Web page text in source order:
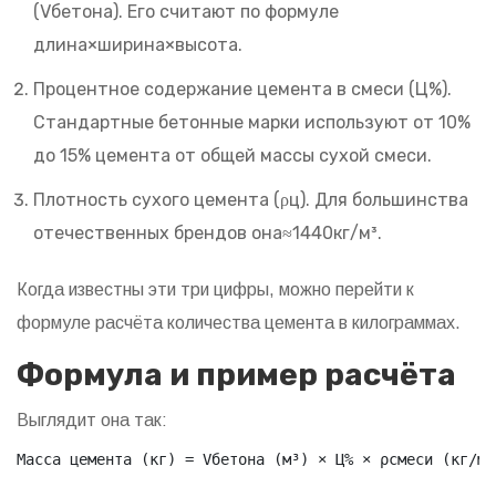
(Vбетона). Его считают по формуле
длина×ширина×высота.
Процентное содержание цемента в смеси (Ц%).
Стандартные бетонные марки используют от 10%
до 15% цемента от общей массы сухой смеси.
Плотность сухого цемента (ρц). Для большинства
отечественных брендов она≈1440кг/м³.
Когда известны эти три цифры, можно перейти к
формуле расчёта количества цемента в килограммах.
Формула и пример расчёта
Выглядит она так:
Масса цемента (кг) = Vбетона (м³) × Ц% × ρсмеси (кг/